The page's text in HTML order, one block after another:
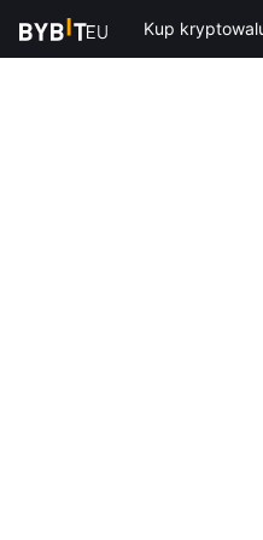
Kup